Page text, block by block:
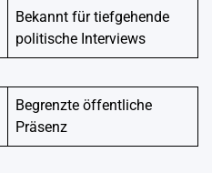
Bekannt für tiefgehende
politische Interviews
Begrenzte öffentliche
Präsenz